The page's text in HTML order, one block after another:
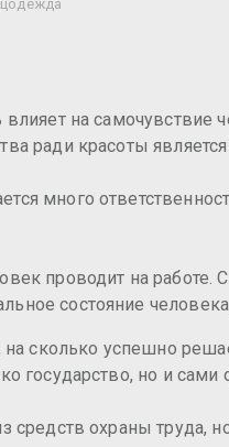
влияет на
ради красоты
много
проводит на
состояние
на сколько успешно
государство, но и сами
средств охраны